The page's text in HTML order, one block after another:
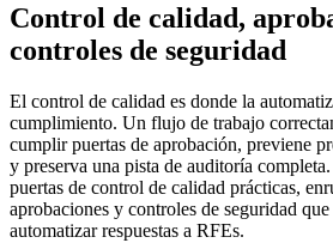
Control de calidad,
controles de seguridad
El control de calidad es donde la
cumplimiento. Un flujo de trabajo
cumplir puertas de aprobación, previene
y preserva una pista de auditoría
puertas de control de calidad prácticas,
aprobaciones y controles de seguridad
automatizar respuestas a RFEs.